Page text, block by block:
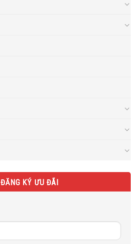
ĐĂNG KÝ ƯU ĐÃI